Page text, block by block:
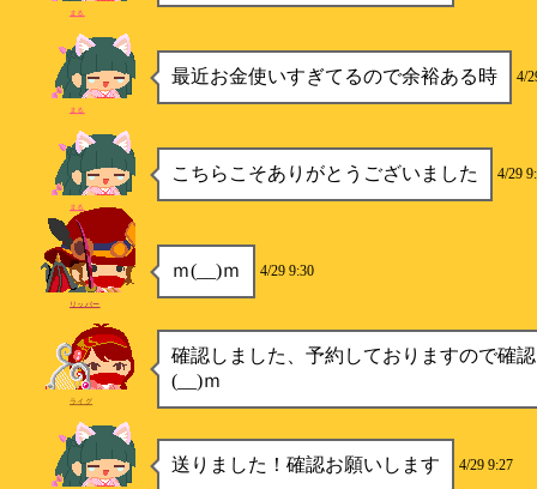
まる
最近お金使いすぎてるので余裕ある時 4/
まる
こちらこそありがとうございました 4/29
まる
ｍ(__)ｍ 4/29 9:30
リッパー
確認しました、予約しておりますので確
(__)ｍ
ライグ
送りました！確認お願いします 4/29 9:27